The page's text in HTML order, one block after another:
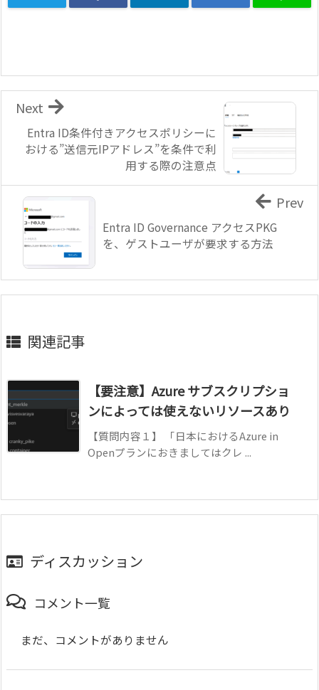
Entra ID条件付きアクセスポリシーに
おける”送信元IPアドレス”を条件で利
用する際の注意点
Next
Entra ID Governance アクセスPKG
を、ゲストユーザが要求する方法
Prev
関連記事
【要注意】Azure サブスクリプショ
ンによっては使えないリソースあり
【質問内容１】 「日本におけるAzure in
Openプランにおきましてはクレ ...
ディスカッション
コメント一覧
まだ、コメントがありません